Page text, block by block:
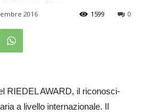
2016 0
1599
RIEDEL AWARD, il riconosci­
a livello internazionale. Il